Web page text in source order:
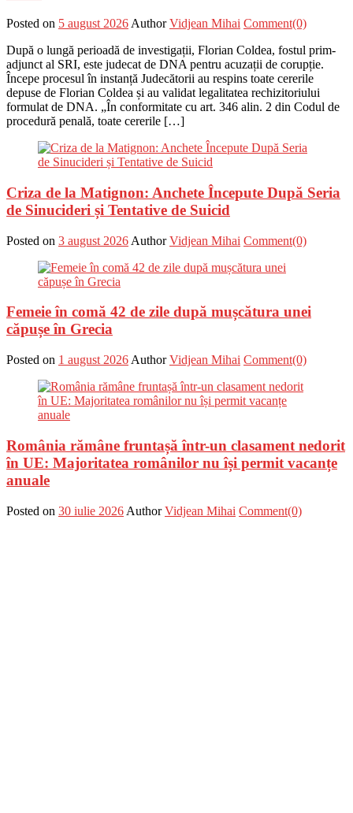
Posted on 5 august 2026 Author Vidjean Mihai Comment(0)
După o lungă perioadă de investigații, Florian Coldea, fostul prim-
adjunct al SRI, este judecat de DNA pentru acuzații de corupție.
Începe procesul în instanță Judecătorii au respins toate cererile
depuse de Florian Coldea și au validat legalitatea rechizitoriului
formulat de DNA. „În conformitate cu art. 346 alin. 2 din Codul de
procedură penală, toate cererile […]
Criza de la Matignon: Anchete Începute După Seria
de Sinucideri și Tentative de Suicid
Posted on 3 august 2026 Author Vidjean Mihai Comment(0)
Femeie în comă 42 de zile după mușcătura unei
căpușe în Grecia
Posted on 1 august 2026 Author Vidjean Mihai Comment(0)
România rămâne fruntașă într-un clasament nedorit
în UE: Majoritatea românilor nu își permit vacanțe
anuale
Posted on 30 iulie 2026 Author Vidjean Mihai Comment(0)